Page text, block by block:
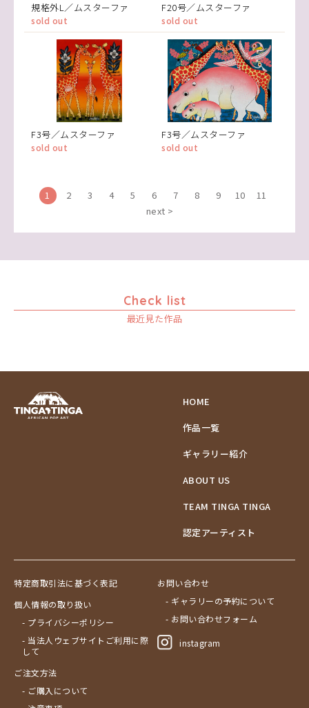
規格外L／ムスターファ
sold out
F20号／ムスターファ
sold out
F3号／ムスターファ
sold out
F3号／ムスターファ
sold out
1 2 3 4 5 6 7 8 9 10
11
next >
Check list
最近見た作品
HOME
作品一覧
ギャラリー紹介
ABOUT US
TEAM TINGA TINGA
認定アーティスト
特定商取引法に基づく表記
個人情報の取り扱い
- プライバシーポリシー
- 当法人ウェブサイトご利用に際
して
ご注文方法
- ご購入について
お問い合わせ
- ギャラリーの予約について
- お問い合わせフォーム
instagram